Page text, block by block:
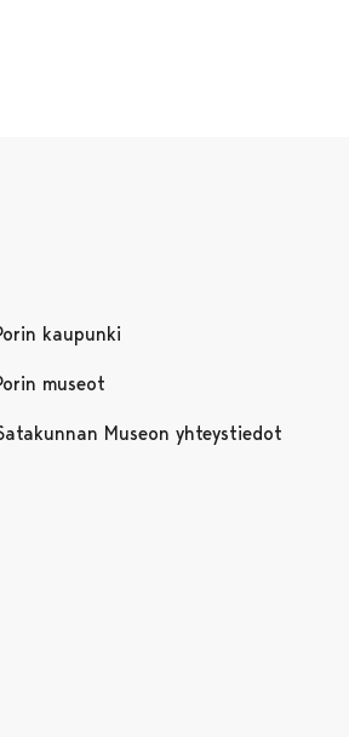
kaupunki
museot
Museon yhteystiedot